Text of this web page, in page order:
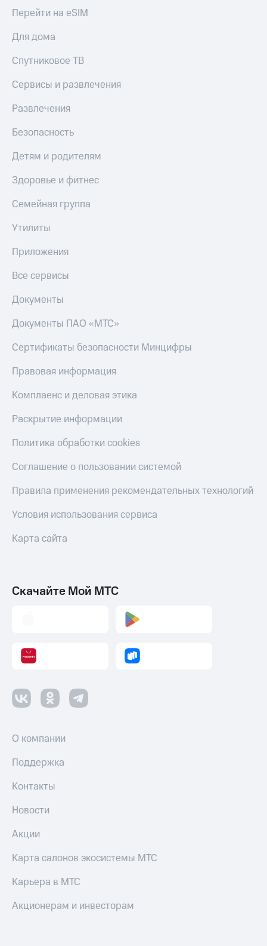
Перейти на eSIM
Для дома
Спутниковое ТВ
Сервисы и развлечения
Развлечения
Безопасность
Детям и родителям
Здоровье и фитнес
Семейная группа
Утилиты
Приложения
Все сервисы
Документы
Документы ПАО «МТС»
Сертификаты безопасности Минцифры
Правовая информация
Комплаенс и деловая этика
Раскрытие информации
Политика обработки cookies
Соглашение о пользовании системой
Правила применения рекомендательных технологий
Условия использования сервиса
Карта сайта
Скачайте Мой МТС
О компании
Поддержка
Контакты
Новости
Акции
Карта салонов экосистемы МТС
Карьера в МТС
Акционерам и инвесторам